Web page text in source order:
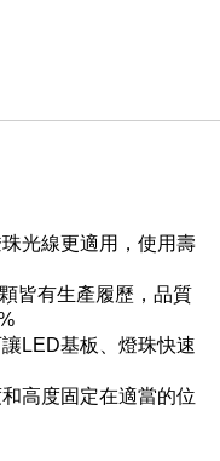
光線更適用，使用壽
皆有生產履歷，品質
LED基板、燈珠快速
高度固定在適當的位